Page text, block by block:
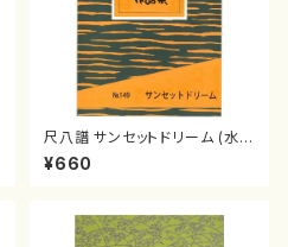
尺八譜 サンセットドリーム (水野
利彦/楽譜）
¥660